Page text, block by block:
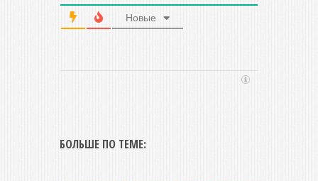
Новые
БОЛЬШЕ ПО ТЕМЕ: